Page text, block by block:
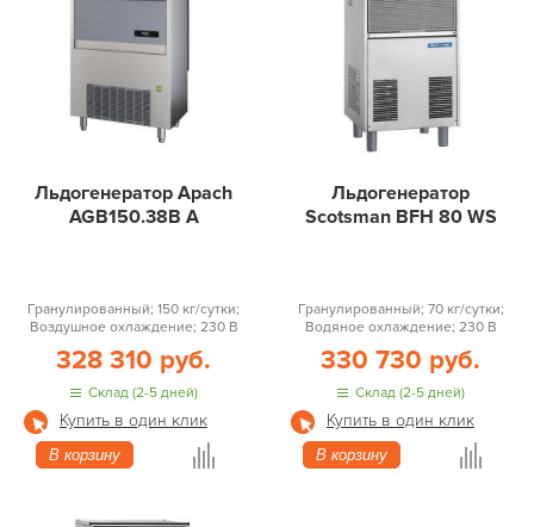
Льдогенератор Apach
AGB150.38B A
Гранулированный; 150 кг/сутки;
Воздушное охлаждение; 230 В
328 310 руб.
Склад (2-5 дней)
Купить в один клик
В корзину
Льдогенератор
Scotsman BFH 80 WS
Гранулированный; 70 кг/сутки;
Водяное охлаждение; 230 В
330 730 руб.
Склад (2-5 дней)
Купить в один клик
В корзину